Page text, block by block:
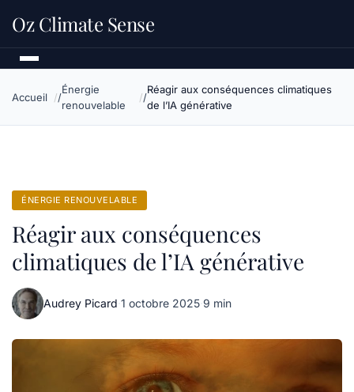
Oz Climate Sense
Accueil
Énergie
renouvelable
Réagir aux conséquences climatiques
de l’IA générative
ÉNERGIE RENOUVELABLE
Réagir aux conséquences
climatiques de l’IA générative
Audrey Picard·1 octobre 2025·9 min